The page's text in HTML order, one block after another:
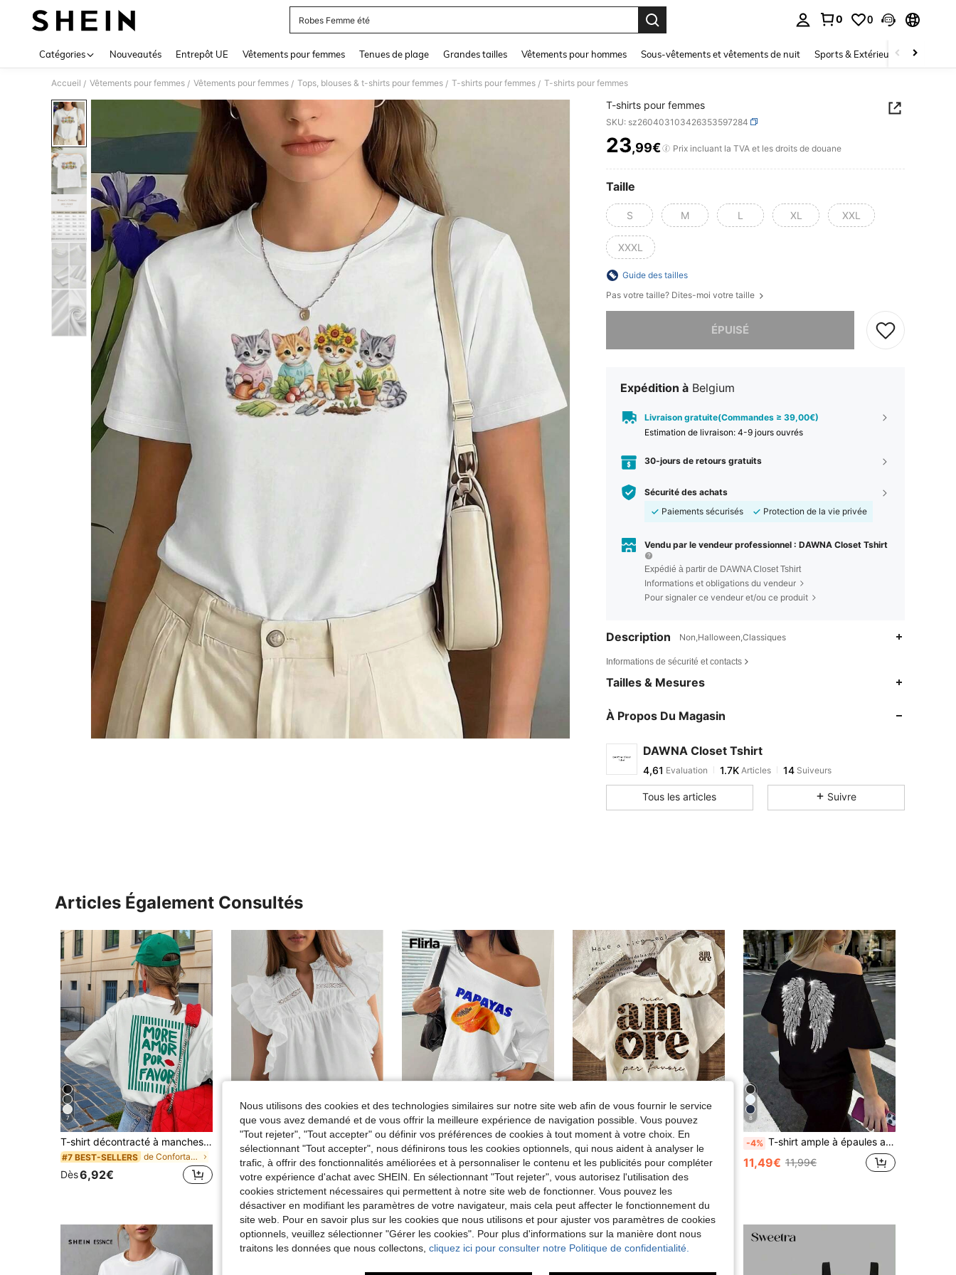
Robes Femme été
0 0
Catégories Nouveautés Entrepôt UE Vêtements pour femmes Tenues de plage Grandes tailles Vêtements pour hommes Sous-vêtements et vêtements de nuit Sports & Extérieur Enfants
Accueil / Vêtements pour femmes / Vêtements pour femmes / Tops, blouses & t-shirts pour femmes / T-shirts pour femmes / T-shirts pour femmes
T-shirts pour femmes
SKU: sz260403103426353597284
PRICE AND AVAILABILITY
23,99€ Prix incluant la TVA et les droits de douane
Taille
S M L XL XXL
XXXL
Guide des tailles
Pas votre taille? Dites-moi votre taille
ÉPUISÉ
Désolés, ce produit est épuisé.
Expédition à Belgium
Livraison gratuite(Commandes ≥ 39,00€)
Estimation de livraison: 4-9 jours ouvrés
30-jours de retours gratuits
Sécurité des achats
Paiements sécurisés
Protection de la vie privée
Vendu par le vendeur professionnel : DAWNA Closet Tshirt
Expédié à partir de DAWNA Closet Tshirt
Informations et obligations du vendeur
Pour signaler ce vendeur et/ou ce produit
Description Non,Halloween,Classiques
Informations de sécurité et contacts
Tailles & Mesures
À Propos Du Magasin
DAWNA Closet Tshirt
4,61 Evaluation 1.7K Articles 14 Suiveurs
Tous les articles Suivre
Articles Également Consultés
7
T-shirt décontracté à manches courtes et col rond pour femmes - motif imprimé, tissu doux et confortable, lavable en machine, Top d'été blanc
#7 BEST-SELLERS de Confortable Hauts, chemisiers et t-shirts pour
Dès6,92€
Blouse décontractée pour femme à col asymétrique à crans et volants pour tous les jours
12,73€
7
Entrepôt UE Flirla T-shirt ample blanc à manches courtes avec col asymétrique, imprimé de fruits de papaye pour femmes
#1 BEST-SELLERS
de Long T-shirts pour femmes
(1000+)
#1 BEST-SELLERS
(1000+)
#1 BEST-SELLERS
(1000+)
#1 BEST-SELLERS
de Long T-shirts pour femmes
(1000+)
Dès7,99€
5
#1 BEST-SELLERS
Dès7,91€
8
-4% T-shirt ample à épaules asymétriques avec ailes d'ange brodées de sequins, style graphique oversize Y2K pour femmes, décontracté, noir, été
11,49€ 11,99€
Nous utilisons des cookies et des technologies similaires sur notre site web afin de vous fournir le service
que vous avez demandé et de vous offrir la meilleure expérience de navigation possible. Vous pouvez
"Tout rejeter", "Tout accepter" ou définir vos préférences de cookies à tout moment à votre choix. En
sélectionnant "Tout accepter", nous définirons tous les cookies optionnels, qui nous aident à analyser le
trafic, à offrir des fonctionnalités améliorées et à personnaliser le contenu et les publicités pour compléter
votre expérience d'achat avec SHEIN. En sélectionnant "Tout rejeter", vous autorisez l'utilisation des
cookies strictement nécessaires qui permettent à notre site web de fonctionner. Vous pouvez les
désactiver en modifiant les paramètres de votre navigateur, mais cela peut affecter le fonctionnement du
site web. Pour en savoir plus sur les cookies que nous utilisons et pour ajuster vos paramètres de cookies
optionnels, veuillez sélectionner "Gérer les cookies". Pour plus d'informations sur la manière dont nous
traitons les données que nous collectons, cliquez ici pour consulter notre Politique de confidentialité.